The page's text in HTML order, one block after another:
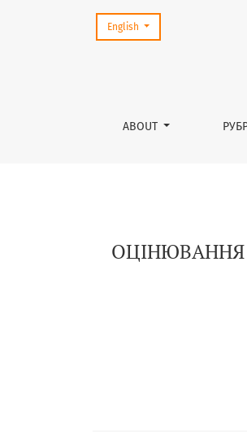
ОЦІНЮВАННЯ ЗНАНЬ
ABOUT
Change the language. The
English
ОЦІНЮВАННЯ